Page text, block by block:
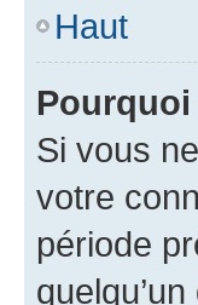
Haut
Si vous
votre
période